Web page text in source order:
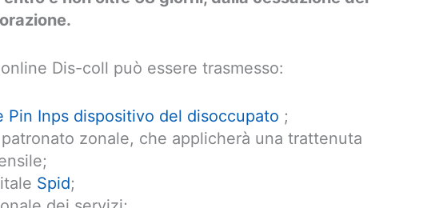
Dis-coll può essere trasmesso:
Pin Inps dispositivo del disoccupato ;
zonale, che applicherà una trattenuta
Spid;